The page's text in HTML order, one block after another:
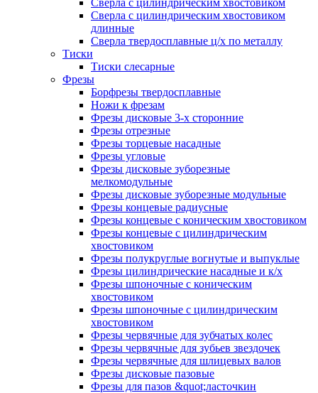
Сверла с цилиндрическим хвостовиком
Сверла с цилиндрическим хвостовиком
длинные
Сверла твердосплавные ц/х по металлу
Тиски
Тиски слесарные
Фрезы
Борфрезы твердосплавные
Ножи к фрезам
Фрезы дисковые 3-х сторонние
Фрезы отрезные
Фрезы торцевые насадные
Фрезы угловые
Фрезы дисковые зуборезные
мелкомодульные
Фрезы дисковые зуборезные модульные
Фрезы концевые радиусные
Фрезы концевые с коническим хвостовиком
Фрезы концевые с цилиндрическим
хвостовиком
Фрезы полукруглые вогнутые и выпуклые
Фрезы цилиндрические насадные и к/х
Фрезы шпоночные с коническим
хвостовиком
Фрезы шпоночные с цилиндрическим
хвостовиком
Фрезы червячные для зубчатых колес
Фрезы червячные для зубьев звездочек
Фрезы червячные для шлицевых валов
Фрезы дисковые пазовые
Фрезы для пазов &quot;ласточкин